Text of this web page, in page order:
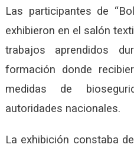
Las participantes de
exhibieron en el salón
trabajos aprendidos
formación donde
medidas de
autoridades nacionales.
La exhibición constaba